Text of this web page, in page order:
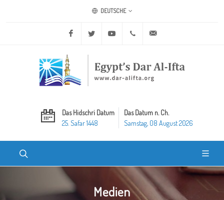
DEUTSCHE
Facebook Twitter Youtube +20 2 25970400
Das Hidschri Datum
25. Safar 1448
Das Datum n. Ch.
Samstag, 08 August 2026
Medien